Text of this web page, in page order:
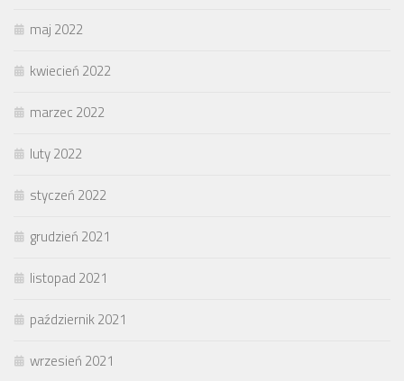
maj 2022
kwiecień 2022
marzec 2022
luty 2022
styczeń 2022
grudzień 2021
listopad 2021
październik 2021
wrzesień 2021